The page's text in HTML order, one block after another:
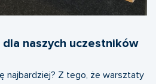
dla naszych uczestników
najbardziej? Z tego, że warsztaty